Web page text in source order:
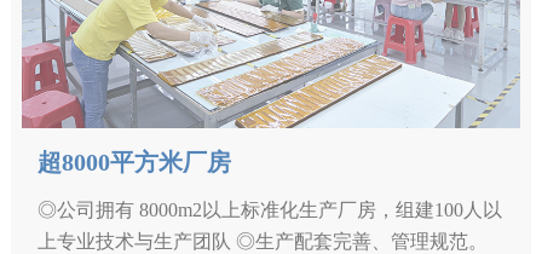
超8000平方米厂房
◎公司拥有 8000m2以上标准化生产厂房，组建100人以
上专业技术与生产团队 ◎生产配套完善、管理规范。